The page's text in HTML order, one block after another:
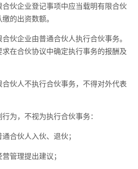
企业登记事项中应当载明有限合伙
的出资数额。
企业由普通合伙人执行合伙事务。
在合伙协议中确定执行事务的报酬及
人不执行合伙事务，不得对外代表
，不视为执行合伙事务：
伙人入伙、退伙；
理提出建议；